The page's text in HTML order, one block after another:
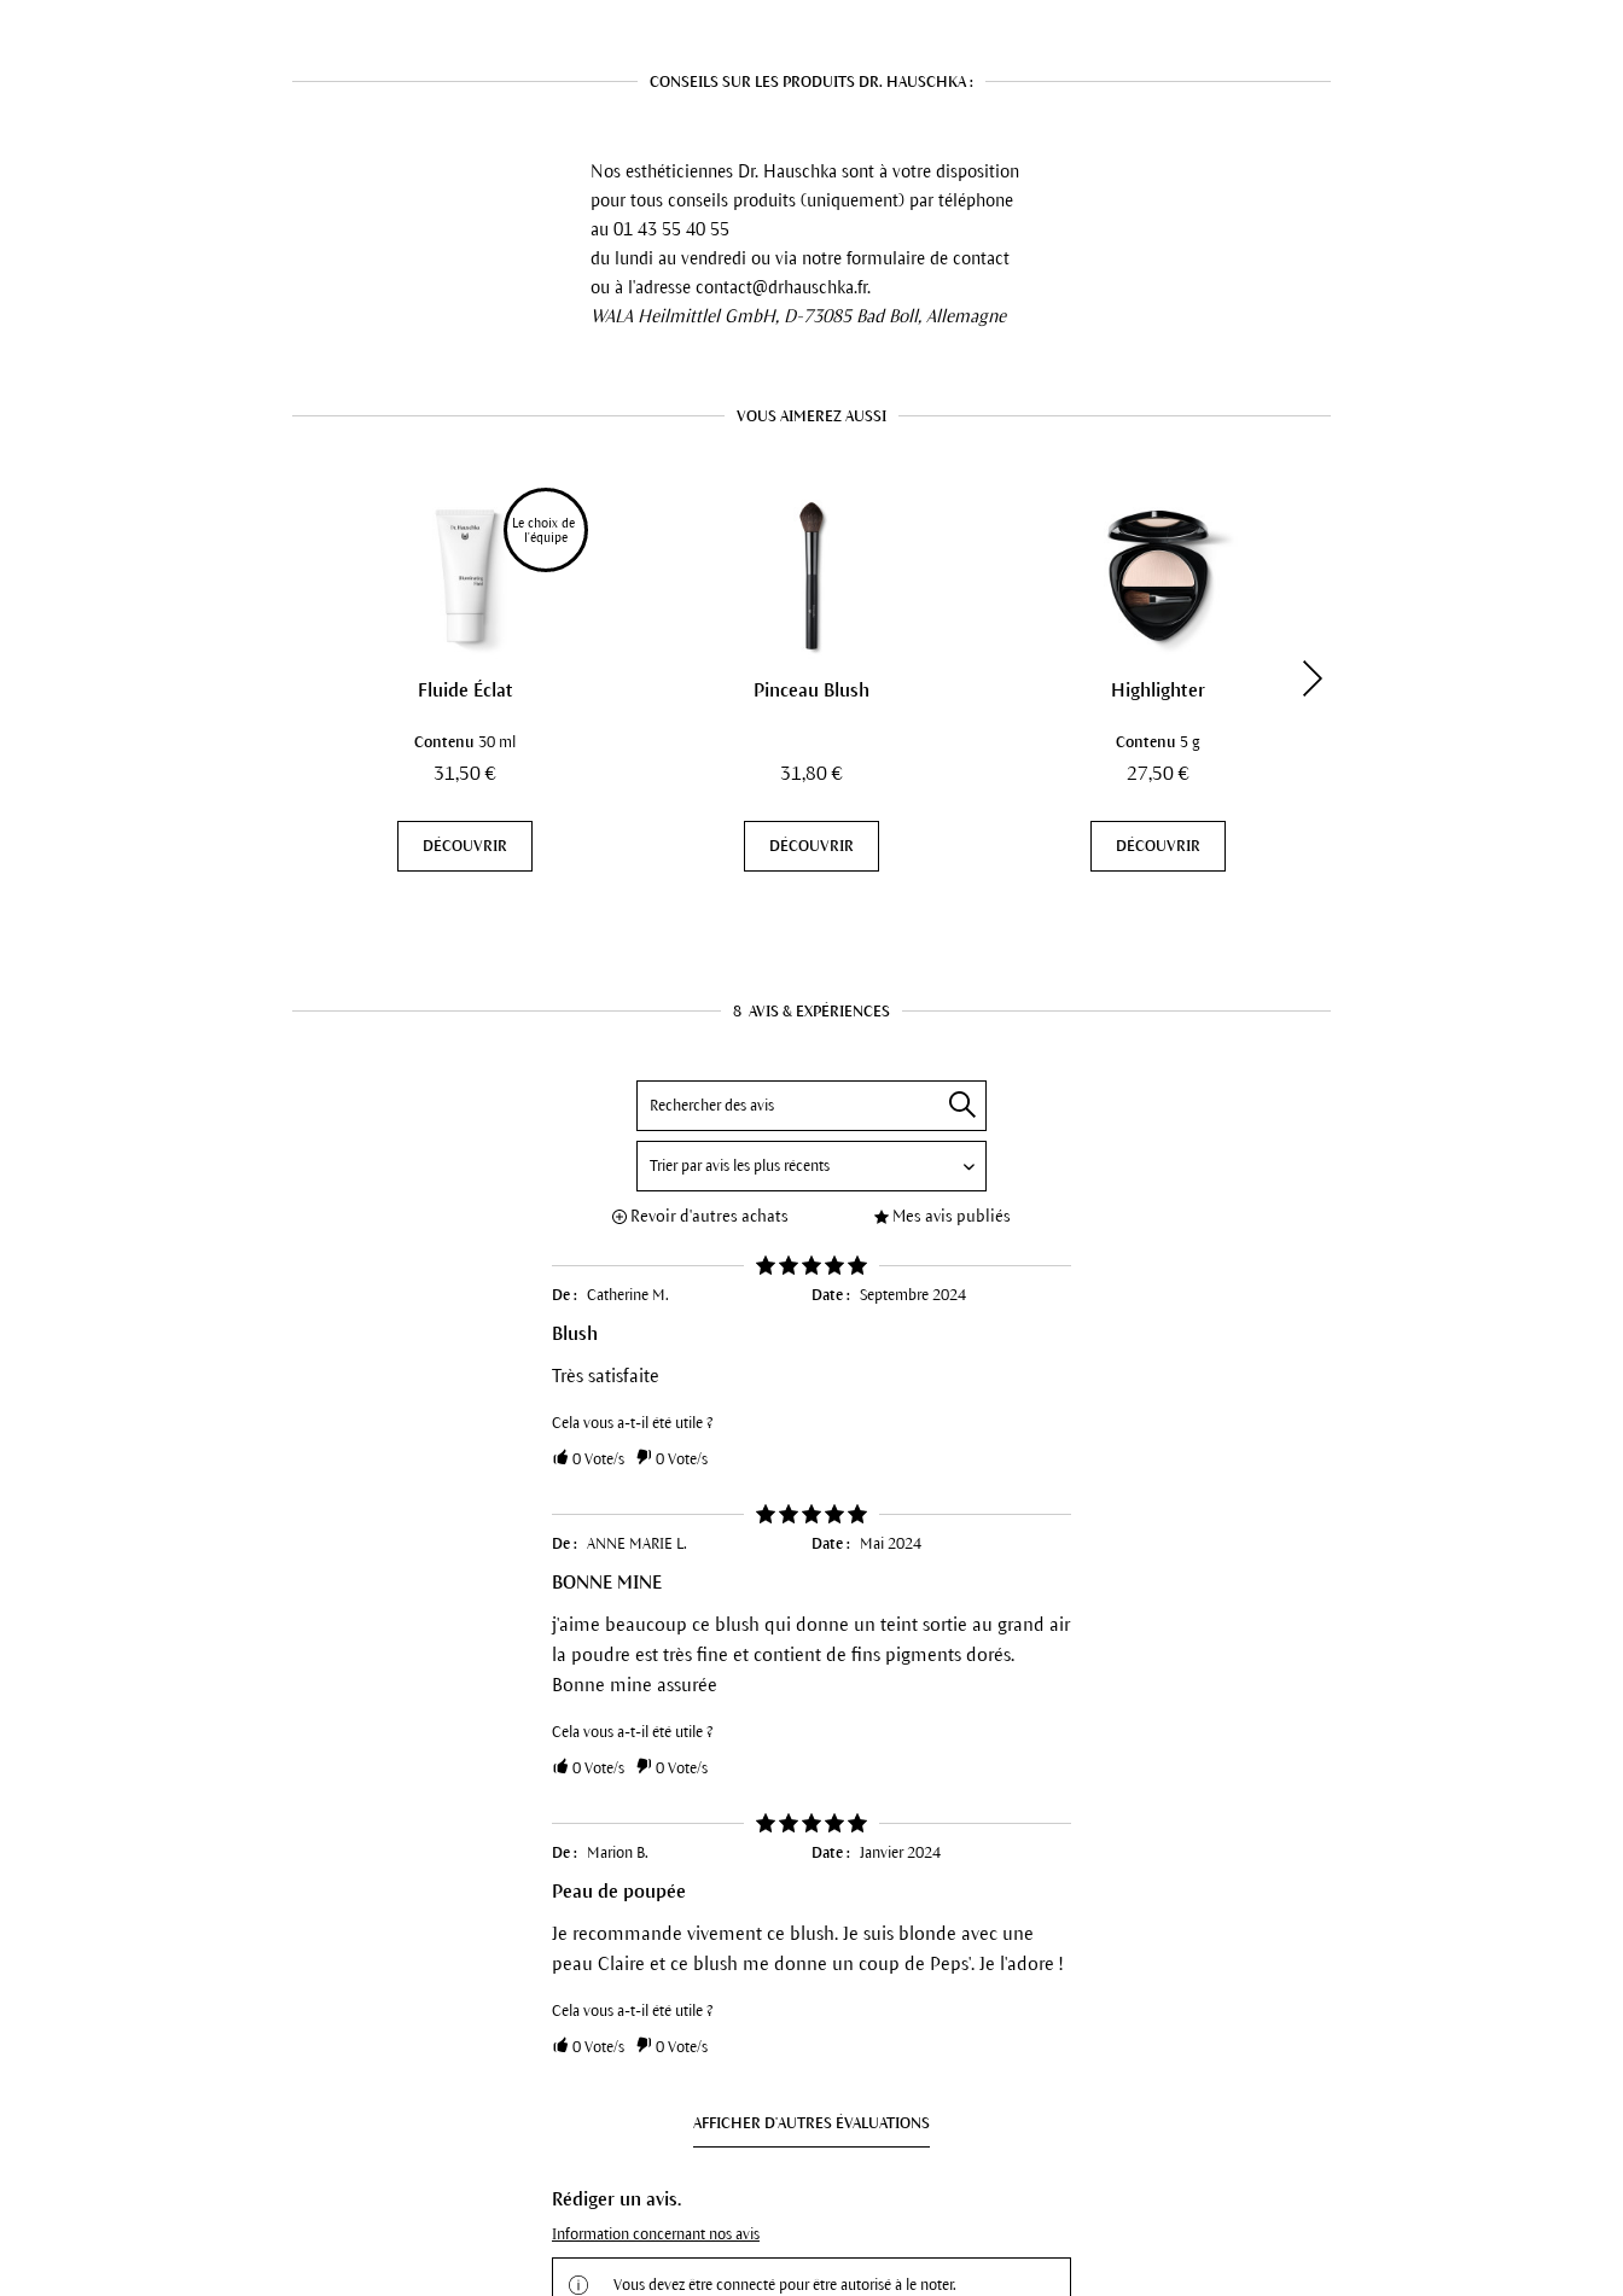
CONSEILS SUR LES PRODUITS DR. HAUSCHKA :
Nos esthéticiennes Dr. Hauschka sont à votre disposition
pour tous conseils produits (uniquement) par téléphone
au 01 43 55 40 55
du lundi au vendredi ou via notre formulaire de contact
ou à l'adresse contact@drhauschka.fr.
WALA Heilmittlel GmbH, D-73085 Bad Boll, Allemagne
VOUS AIMEREZ AUSSI
Le choix de
l'équipe
Fluide Éclat
Contenu30 ml
31,50 €
DÉCOUVRIR
Pinceau Blush
31,80 €
DÉCOUVRIR
Highlighter
Contenu 5 g
27,50 €
DÉCOUVRIR
8 AVIS & EXPÉRIENCES
Revoir d'autres achats Mes avis publiés
De : Catherine M. Date : Septembre 2024
Blush
Très satisfaite
Cela vous a-t-il été utile ?
0Vote/s 0Vote/s
De : ANNE MARIE L. Date : Mai 2024
BONNE MINE
j'aime beaucoup ce blush qui donne un teint sortie au grand air
la poudre est très fine et contient de fins pigments dorés.
Bonne mine assurée
Cela vous a-t-il été utile ?
0Vote/s 0Vote/s
De : Marion B. Date : Janvier 2024
Peau de poupée
Je recommande vivement ce blush. Je suis blonde avec une
peau Claire et ce blush me donne un coup de Peps'. Je l'adore !
Cela vous a-t-il été utile ?
0Vote/s 0Vote/s
AFFICHER D'AUTRES ÉVALUATIONS
Rédiger un avis.
Information concernant nos avis
Vous devez être connecté pour être autorisé à le noter.